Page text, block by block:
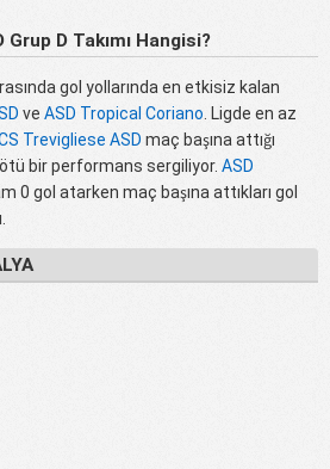
D Takımı Hangisi?
gol yollarında en etkisiz kalan
ve ASD Tropical Coriano . Ligde en az
Trevigliese ASD maç başına attığı
bir performans sergiliyor. ASD
0 gol atarken maç başına attıkları gol